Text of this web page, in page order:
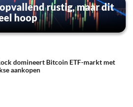
rustig, maar dit
hoop
domineert Bitcoin ETF-markt met
aankopen